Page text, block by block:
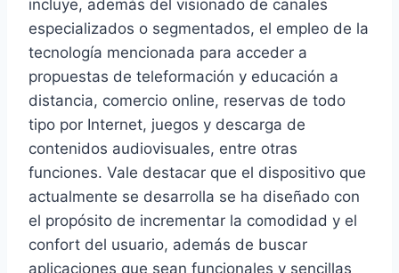
incluye, además del visionado de canales
especializados o segmentados, el empleo de la
tecnología mencionada para acceder a
propuestas de teleformación y educación a
distancia, comercio online, reservas de todo
tipo por Internet, juegos y descarga de
contenidos audiovisuales, entre otras
funciones. Vale destacar que el dispositivo que
actualmente se desarrolla se ha diseñado con
el propósito de incrementar la comodidad y el
confort del usuario, además de buscar
aplicaciones que sean funcionales y sencillas